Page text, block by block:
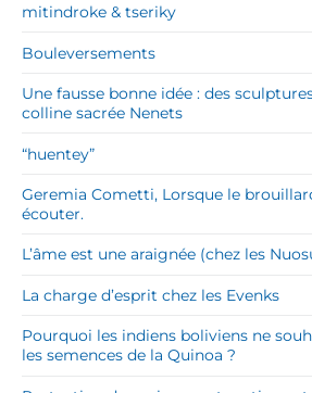
mitindroke & tseriky
Bouleversements
Une fausse bonne idée : des
colline sacrée Nenets
“huentey”
Geremia Cometti, Lorsque le
écouter.
L’âme est une araignée (chez les
La charge d’esprit chez les Evenks
Pourquoi les indiens boliviens ne
les semences de la Quinoa ?